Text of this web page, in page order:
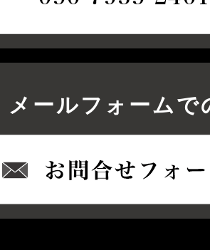
メールフォームで